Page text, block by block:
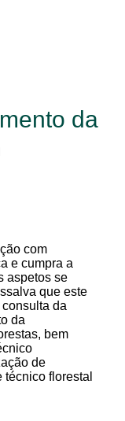
da
com
e cumpra a
aspetos se
que este
da
da
bem
de
florestal